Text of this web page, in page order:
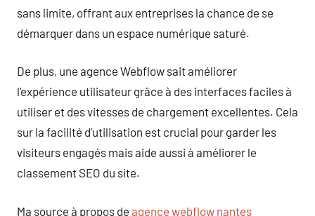
sans limite, offrant aux entreprises la chance de se
démarquer dans un espace numérique saturé.
De plus, une agence Webflow sait améliorer
l’expérience utilisateur grâce à des interfaces faciles à
utiliser et des vitesses de chargement excellentes. Cela
sur la facilité d’utilisation est crucial pour garder les
visiteurs engagés mais aide aussi à améliorer le
classement SEO du site.
Ma source à propos de agence webflow nantes